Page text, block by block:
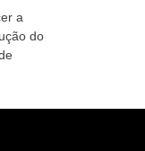
a
do